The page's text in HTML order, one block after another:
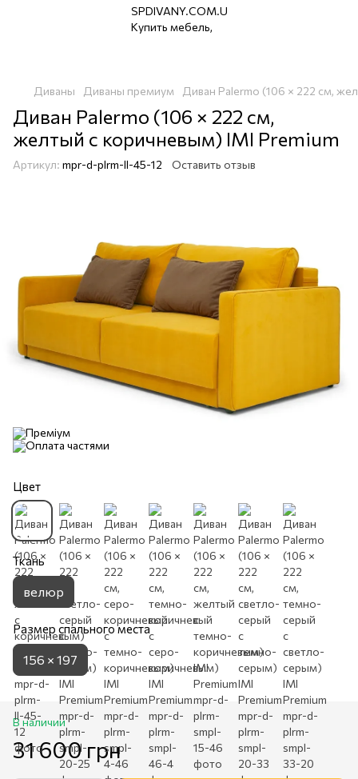
Диваны Диваны премиум Диван Palermo (106 × 222 см,
Диван Palermo (106 × 222 см,
желтый с коричневым) IMI Premium
Артикул: mpr-d-plrm-ll-45-12 Оставить отзыв
Цвет
Ткань
велюр
Размер спального места
156 × 197
В наличии
31 600 грн